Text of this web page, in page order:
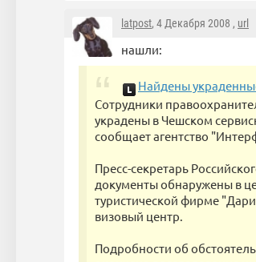
latpost, 4 Декабря 2008 , url
нашли:
Найдены
Сотрудники
украдены в Чешском
сообщает агентство
Пресс-секретарь
документы обнаружены в
туристической фирме
визовый центр.
Подробности об